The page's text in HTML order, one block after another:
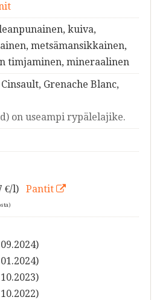
kuiva,
metsämansikkainen,
timjaminen, mineraalinen
Grenache Blanc,
on useampi rypälelajike.
€/l) Pantit